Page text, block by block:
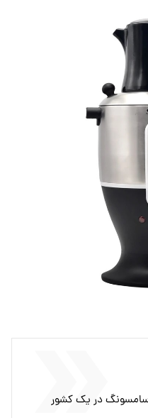
در یک کشور